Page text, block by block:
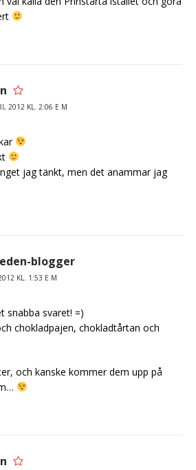
2012 KL. 2:06 E M
jag tänkt, men det anammar jag
blogger
KL. 1:53 E M
snabba svaret! =)
chokladpajen, chokladtårtan och
och kanske kommer dem upp på